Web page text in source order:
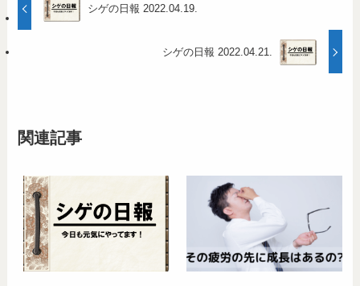
シゲの日報 2022.04.19.
シゲの日報 2022.04.21.
関連記事